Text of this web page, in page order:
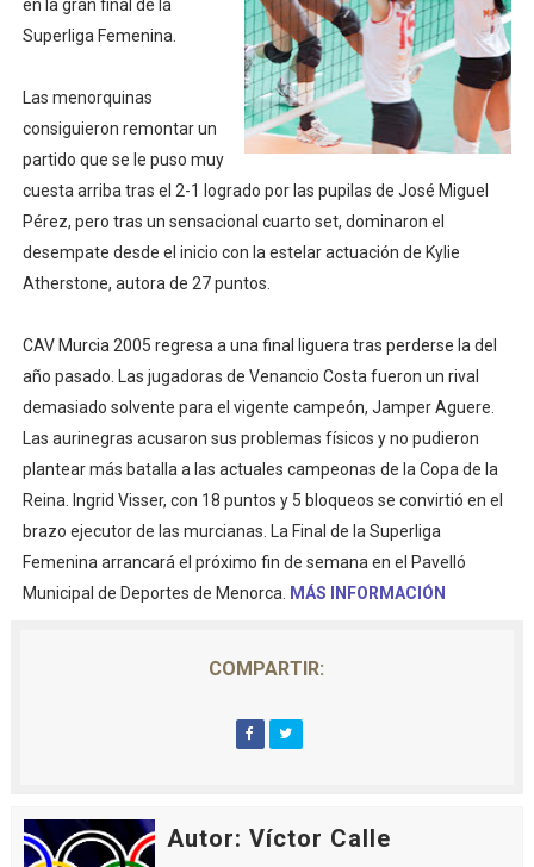
Mundial de piragüismo slalom 2026 (Oklahoma City,
Tour de Francia masculino 2026 - Tadej Pogacar
Mundial de Fórmula 1 2026 - Lando Norris consigue
Copa del Mundo femenina 2026 - Estados Unidos
Campeonato de Europa de saltos 2026 (París,
en la gran final de la
Superliga Femenina.
Las menorquinas
consiguieron remontar un
partido que se le puso muy
cuesta arriba tras el 2-1 logrado por las pupilas de José Miguel
Pérez, pero tras un sensacional cuarto set, dominaron el
desempate desde el inicio con la estelar actuación de Kylie
Atherstone, autora de 27 puntos.
CAV Murcia 2005 regresa a una final liguera tras perderse la del
año pasado. Las jugadoras de Venancio Costa fueron un rival
demasiado solvente para el vigente campeón, Jamper Aguere.
Las aurinegras acusaron sus problemas físicos y no pudieron
plantear más batalla a las actuales campeonas de la Copa de la
Reina. Ingrid Visser, con 18 puntos y 5 bloqueos se convirtió en el
brazo ejecutor de las murcianas. La Final de la Superliga
Femenina arrancará el próximo fin de semana en el Pavelló
Municipal de Deportes de Menorca.
MÁS INFORMACIÓN
COMPARTIR:
Autor: Víctor Calle